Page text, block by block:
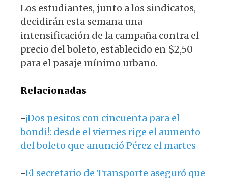
Los estudiantes, junto a los sindicatos,
decidirán esta semana una
intensificación de la campaña contra el
precio del boleto, establecido en $2,50
para el pasaje mínimo urbano.
Relacionadas
-¡Dos pesitos con cincuenta para el
bondi!: desde el viernes rige el aumento
del boleto que anunció Pérez el martes
-El secretario de Transporte aseguró que